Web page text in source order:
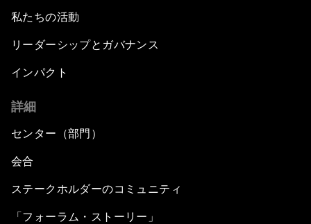
私たちの活動
リーダーシップとガバナンス
インパクト
詳細
センター（部門）
会合
ステークホルダーのコミュニティ
「フォーラム・ストーリー」